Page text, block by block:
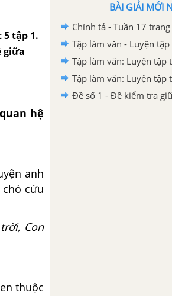
5 tập 1.
giữa
hệ
anh
cứu
Con
thuộc
BÀI GIẢI MỚI
Chính tả - Tuần 17